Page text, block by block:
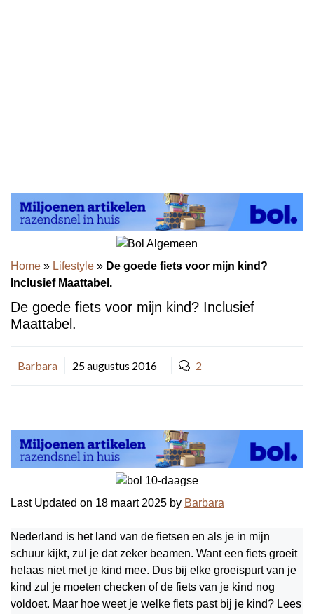
Home » Lifestyle » De goede fiets voor mijn kind?
Inclusief Maattabel.
De goede fiets voor mijn kind? Inclusief
Maattabel.
Barbara 25 augustus 2016 2
Last Updated on 18 maart 2025 by Barbara
Nederland is het land van de fietsen en als je in mijn
schuur kijkt, zul je dat zeker beamen. Want een fiets groeit
helaas niet met je kind mee. Dus bij elke groeispurt van je
kind zul je moeten checken of de fiets van je kind nog
voldoet. Maar hoe weet je welke fiets past bij je kind? Lees